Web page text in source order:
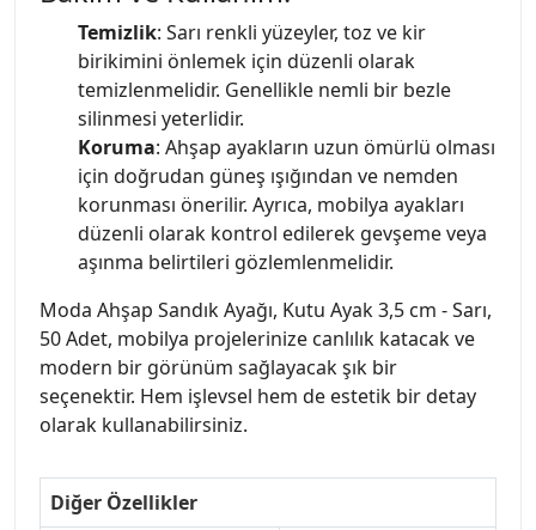
Temizlik: Sarı renkli yüzeyler, toz ve kir
birikimini önlemek için düzenli olarak
temizlenmelidir. Genellikle nemli bir bezle
silinmesi yeterlidir.
Koruma: Ahşap ayakların uzun ömürlü olması
için doğrudan güneş ışığından ve nemden
korunması önerilir. Ayrıca, mobilya ayakları
düzenli olarak kontrol edilerek gevşeme veya
aşınma belirtileri gözlemlenmelidir.
Moda Ahşap Sandık Ayağı, Kutu Ayak 3,5 cm - Sarı,
50 Adet, mobilya projelerinize canlılık katacak ve
modern bir görünüm sağlayacak şık bir
seçenektir. Hem işlevsel hem de estetik bir detay
olarak kullanabilirsiniz.
Diğer Özellikler